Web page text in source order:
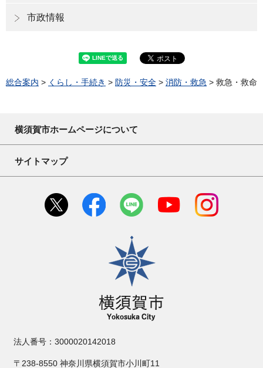
市政情報
総合案内 > くらし・手続き > 防災・安全 > 消防・救急 > 救急・救命
横須賀市ホームページについて
サイトマップ
横須賀市
法人番号：3000020142018
〒238-8550 神奈川県横須賀市小川町11